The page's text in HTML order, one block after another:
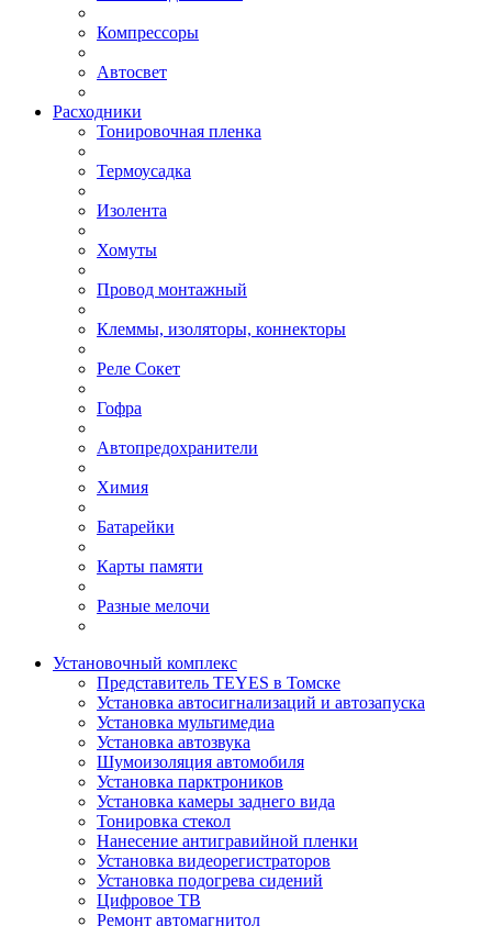
Компрессоры
Автосвет
Расходники
Тонировочная пленка
Термоусадка
Изолента
Хомуты
Провод монтажный
Клеммы, изоляторы, коннекторы
Реле Сокет
Гофра
Автопредохранители
Химия
Батарейки
Карты памяти
Разные мелочи
Установочный комплекс
Представитель TEYES в Томске
Установка автосигнализаций и автозапуска
Установка мультимедиа
Установка автозвука
Шумоизоляция автомобиля
Установка парктроников
Установка камеры заднего вида
Тонировка стекол
Нанесение антигравийной пленки
Установка видеорегистраторов
Установка подогрева сидений
Цифровое ТВ
Ремонт автомагнитол